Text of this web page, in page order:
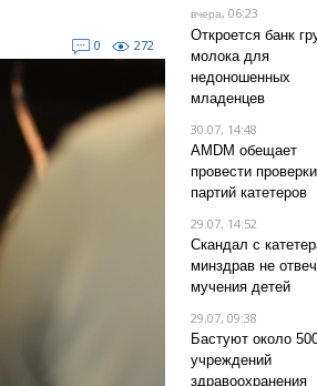
0 272
вчера, 06:23
Откроется банк
молока для
недоношенных
младенцев
30.07, 14:48
AMDM обещает
провести проверки
партий катетеров
29.07, 14:52
Скандал с
минздрав не
мучения детей
29.07, 09:38
Бастуют около
учреждений
здравоохранения